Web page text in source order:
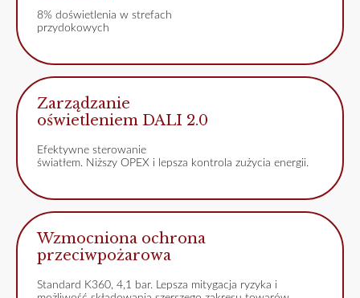
8% doświetlenia w strefach
przydokowych
Zarządzanie
oświetleniem DALI 2.0
Efektywne sterowanie
światłem. Niższy OPEX i lepsza kontrola zużycia energii.
Wzmocniona ochrona
przeciwpożarowa
Standard K360, 4,1 bar. Lepsza mitygacja ryzyka i